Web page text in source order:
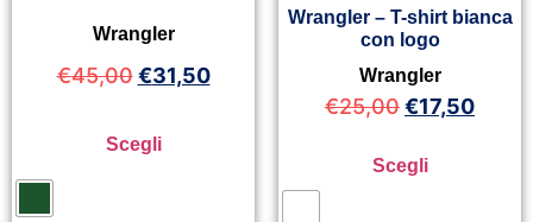
Wrangler
€45,00 €31,50
Scegli
Wrangler – T-shirt bianca
con logo
Wrangler
€25,00€17,50
Scegli